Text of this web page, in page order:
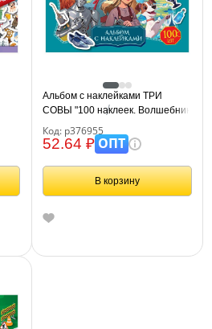
Альбом с наклейками ТРИ
СОВЫ "100 наклеек. Волшебник
100шт.
Код: р376955
52.64 ₽ОПТ
В корзину